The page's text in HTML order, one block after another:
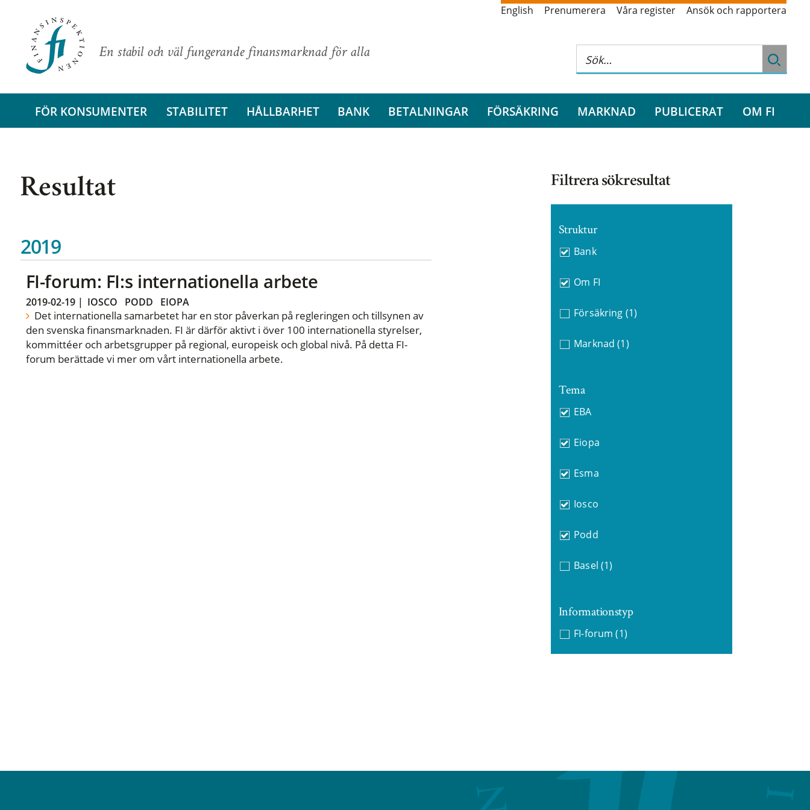
En stabil och väl fungerande finansmarknad för alla
English Prenumerera Våra register Ansök och rapportera
FÖR KONSUMENTER STABILITET HÅLLBARHET BANK BETALNINGAR FÖRSÄKRING MARKNAD PUBLICERAT OM FI
Resultat
2019
FI-forum: FI:s internationella arbete
2019-02-19| IOSCO PODD EIOPA
Det internationella samarbetet har en stor påverkan på regleringen och tillsynen av
den svenska finansmarknaden. FI är därför aktivt i över 100 internationella styrelser,
kommittéer och arbetsgrupper på regional, europeisk och global nivå. På detta FI-
forum berättade vi mer om vårt internationella arbete.
Filtrera sökresultat
Struktur
Bank
Om FI
Försäkring (1)
Marknad (1)
Tema
EBA
Eiopa
Esma
Iosco
Podd
Basel (1)
Informationstyp
FI-forum (1)